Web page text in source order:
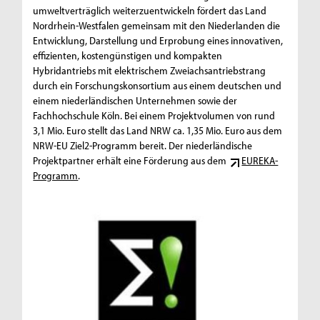
umweltverträglich weiterzuentwickeln fördert das Land
Nordrhein-Westfalen gemeinsam mit den Niederlanden die
Entwicklung, Darstellung und Erprobung eines innovativen,
effizienten, kostengünstigen und kompakten
Hybridantriebs mit elektrischem Zweiachsantriebstrang
durch ein Forschungskonsortium aus einem deutschen und
einem niederländischen Unternehmen sowie der
Fachhochschule Köln. Bei einem Projektvolumen von rund
3,1 Mio. Euro stellt das Land NRW ca. 1,35 Mio. Euro aus dem
NRW-EU Ziel2-Programm bereit. Der niederländische
Projektpartner erhält eine Förderung aus dem
EUREKA-
Programm.